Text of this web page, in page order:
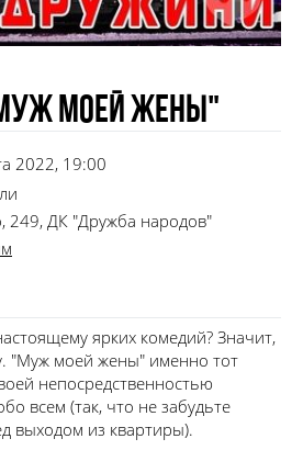
моей жены"
2022, 19:00
249, ДК "Дружба народов"
ярких комедий? Значит,
"Муж моей жены" именно тот
непосредственностью
всем (так, что не забудьте
выходом из квартиры).